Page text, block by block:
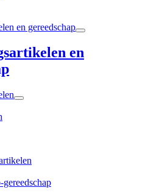
en gereedschap
en